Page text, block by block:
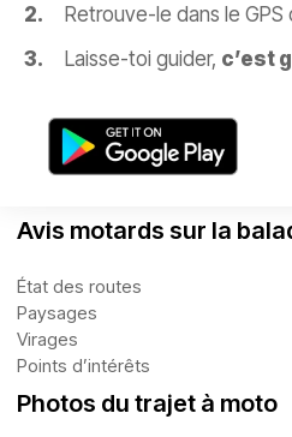
Retrouve-le dans le GPS
Laisse-toi guider, c’est
Avis motards sur la
État des routes
Paysages
Virages
Points d’intérêts
Photos du trajet à moto